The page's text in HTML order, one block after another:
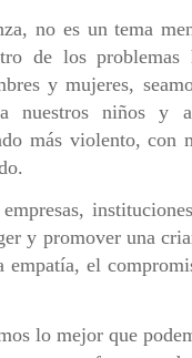
no es un tema
de los
y mujeres,
niños y
más violento, con
y promover una
empatía, el
lo mejor que